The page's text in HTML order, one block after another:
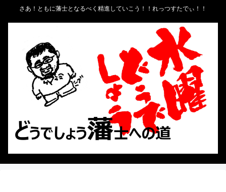
さあ！ともに藩士となるべく精進していこう！！れっつすたでぃ！！